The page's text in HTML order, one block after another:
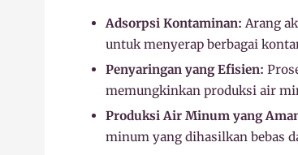
Adsorpsi Kontaminan: Arang
untuk menyerap berbagai
Penyaringan yang Efisien:
memungkinkan produksi air
Produksi Air Minum yang
minum yang dihasilkan bebas